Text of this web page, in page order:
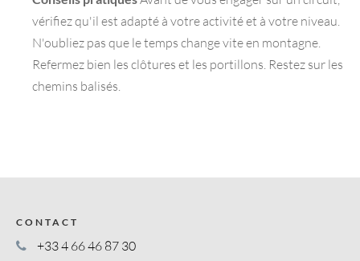
vérifiez qu'il est adapté à votre activité et à votre niveau.
N'oubliez pas que le temps change vite en montagne.
Refermez bien les clôtures et les portillons. Restez sur les
chemins balisés.
CONTACT
+33 4 66 46 87 30